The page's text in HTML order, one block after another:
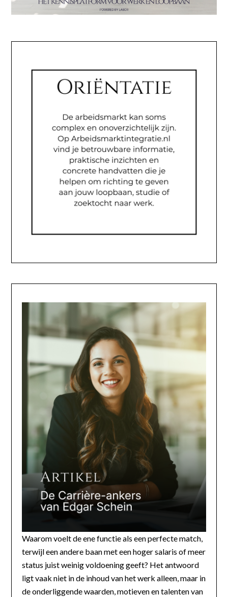
Waarom voelt de ene functie als een perfecte match,
terwijl een andere baan met een hoger salaris of meer
status juist weinig voldoening geeft? Het antwoord
ligt vaak niet in de inhoud van het werk alleen, maar in
de onderliggende waarden, motieven en talenten van